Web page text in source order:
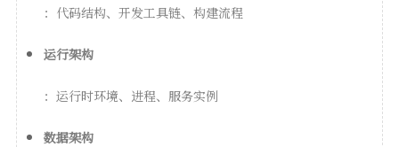
：代码结构、开发工具链、构建流程
运行架构
：运行时环境、进程、服务实例
数据架构